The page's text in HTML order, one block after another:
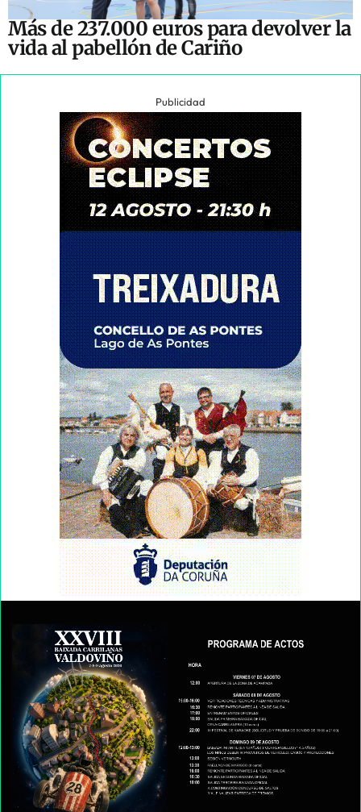
Más de 237.000 euros para devolver la
vida al pabellón de Cariño
Publicidad